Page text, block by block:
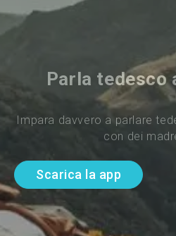
Parla tedesco
Impara davvero a parlare
con dei
Scarica la app